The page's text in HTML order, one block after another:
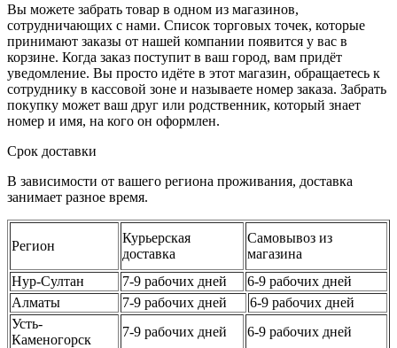
Вы можете забрать товар в одном из магазинов,
сотрудничающих с нами. Список торговых точек, которые
принимают заказы от нашей компании появится у вас в
корзине. Когда заказ поступит в ваш город, вам придёт
уведомление. Вы просто идёте в этот магазин, обращаетесь к
сотруднику в кассовой зоне и называете номер заказа. Забрать
покупку может ваш друг или родственник, который знает
номер и имя, на кого он оформлен.
Срок доставки
В зависимости от вашего региона проживания, доставка
занимает разное время.
Регион
Курьерская
доставка
Самовывоз из
магазина
Нур-Султан
7-9 рабочих дней
6-9 рабочих дней
Алматы
7-9 рабочих дней
6-9 рабочих дней
Усть-
Каменогорск
7-9 рабочих дней 6-9 рабочих дней